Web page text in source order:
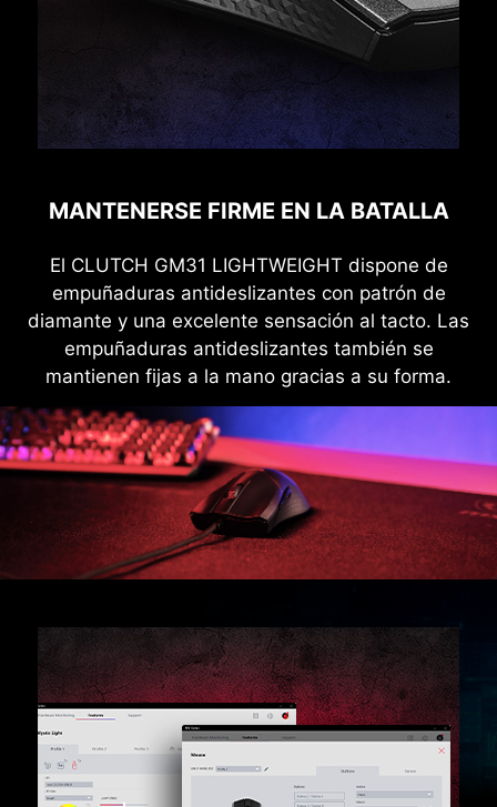
MANTENERSE FIRME EN LA BATALLA
El CLUTCH GM31 LIGHTWEIGHT dispone de
empuñaduras antideslizantes con patrón de
diamante y una excelente sensación al tacto. Las
empuñaduras antideslizantes también se
mantienen fijas a la mano gracias a su forma.